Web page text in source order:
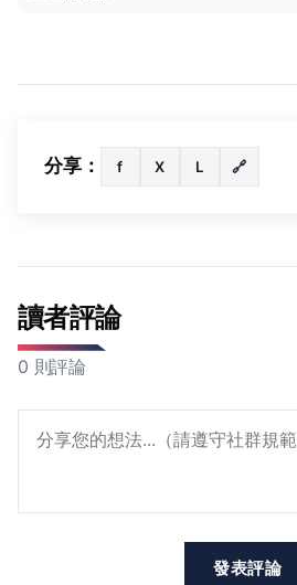
分享： f X L 🔗
讀者評論
0 則評論
發表評論